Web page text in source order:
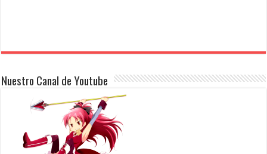
Nuestro Canal de Youtube